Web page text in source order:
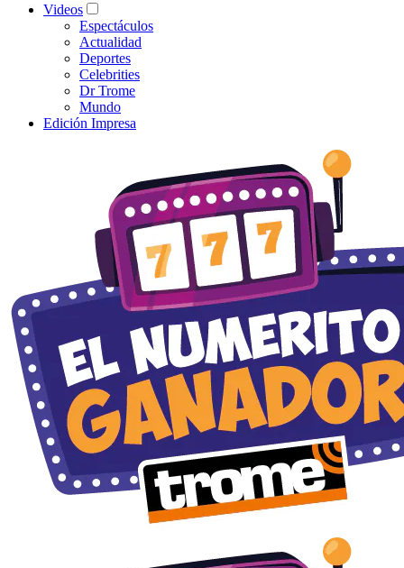
Videos
Espectáculos
Actualidad
Deportes
Celebrities
Dr Trome
Mundo
Edición Impresa